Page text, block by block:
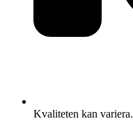
Kvaliteten kan variera.